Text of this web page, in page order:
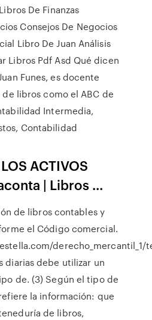
De Finanzas
Consejos De Negocios
Libro De Juan Análisis
Libros Pdf Asd Qué dicen
Funes, es docente
libros como el ABC de
Intermedia,
Contabilidad
ACTIVOS
| Libros ...
de libros contables y
el Código comercial.
derecho_mercantil_1/
diarias debe utilizar un
de. (3) Según el tipo de
la información: que
de libros,